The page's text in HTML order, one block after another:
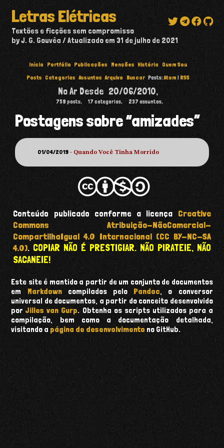
Letras Elétricas
Textões e ficções sem compromisso
by J. G. Gouvêa
Atualizado em31 de julho de 2021
Início Portfólio Publicações Menções História
Quem Sou
Posts Categorias Assuntos Arquivo Buscar Posts:Atom | RSS
No Ar Desde 20/06/2010,
759 posts, 17 categorias, 237 assuntos,
Postagens sobre “amizades”
01/04/2019 - Quando Você Tinha Morrido
Conteúdo publicado conforme a licença Creative
Commons Atribuição-NãoComercial-
CompartilhaIgual 4.0 Internacional (CC BY-NC-SA
4.0). COPIAR NÃO É PRESTIGIAR. NÃO PIRATEIE, NÃO
SACANEIE!
Este site é mantido a partir de um conjunto de documentos
em Markdowncompilados pelo Pandoc , o conversor
universal de documentos, a partir do conceito desenvolvido
porJilles van Gurp. Obtenha os scripts utilizados para a
compilação, bem como a documentação detalhada,
visitando a página de desenvolvimento no GitHub.